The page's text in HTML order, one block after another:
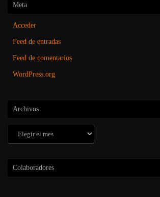
Meta
Acceder
Feed de entradas
Feed de comentarios
WordPress.org
Archivos
Colaboradores